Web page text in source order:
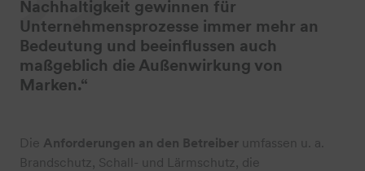
Nachhaltigkeit gewinnen für
Unternehmensprozesse immer mehr an
Bedeutung und beeinflussen auch
maßgeblich die Außenwirkung von
Marken.“
Die Anforderungen an den Betreiber umfassen u. a.
Brandschutz, Schall- und Lärmschutz, die